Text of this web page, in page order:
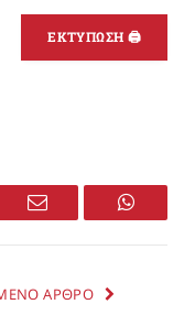
ΕΚΤΥΠΩΣΗ 🖨
Email
ΑΡΘΡΟ